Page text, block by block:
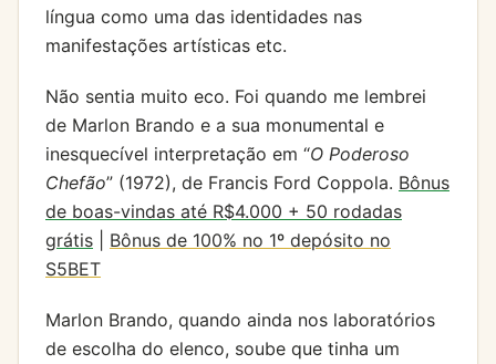
língua como uma das identidades nas
manifestações artísticas etc.
Não sentia muito eco. Foi quando me lembrei
de Marlon Brando e a sua monumental e
inesquecível interpretação em “O Poderoso
Chefão” (1972), de Francis Ford Coppola. Bônus
de boas-vindas até R$4.000 + 50 rodadas
grátis
Bônus de 100% no 1º depósito no
S5BET
Marlon Brando, quando ainda nos laboratórios
de escolha do elenco, soube que tinha um